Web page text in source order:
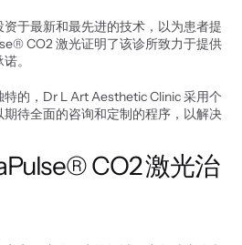
于最新和最先进的技术，以为患者提
CO2 激光证明了该诊所致力于提供
。
的，Dr L Art Aesthetic Clinic 采用个
待全面的咨询和定制的程序，以解决
CO2 激光治